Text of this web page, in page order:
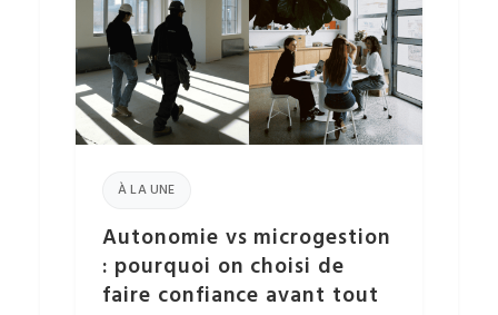
À LA UNE
Autonomie vs microgestion
: pourquoi on choisi de
faire confiance avant tout